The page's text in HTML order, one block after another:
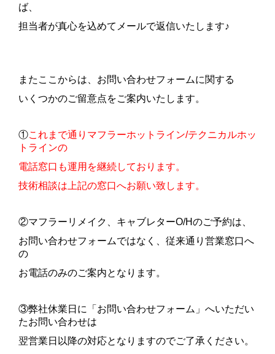
ば、
担当者が真心を込めてメールで返信いたします♪
またここからは、お問い合わせフォームに関する
いくつかのご留意点をご案内いたします。
①これまで通りマフラーホットライン/テクニカルホッ
トラインの
電話窓口も運用を継続しております。
技術相談は上記の窓口へお願い致します。
②マフラーリメイク、キャブレターO/Hのご予約は、
お問い合わせフォームではなく、従来通り営業窓口へ
の
お電話のみのご案内となります。
③弊社休業日に「お問い合わせフォーム」へいただい
たお問い合わせは
翌営業日以降の対応となりますのでご了承ください。